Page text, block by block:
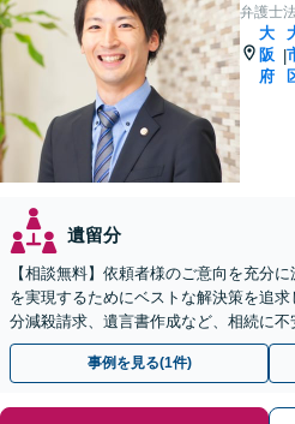
弁護士
大
阪
府
|
遺留分
【相談無料】依頼者様のご意向を充分
を実現するためにベストな解決策を追
分減殺請求、遺言書作成など、相続に
談ください。
事例を見る(1件)